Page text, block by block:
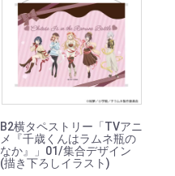
B2横タペストリー「TVアニ
メ『千歳くんはラムネ瓶の
なか』」01/集合デザイン
(描き下ろしイラスト)